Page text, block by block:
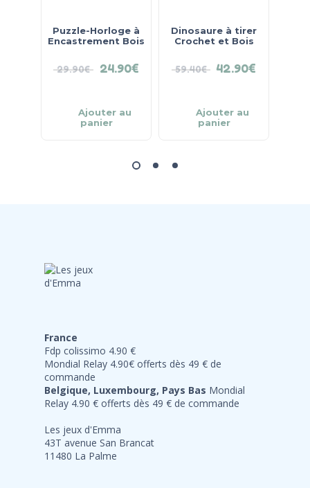
Puzzle-Horloge à
Encastrement Bois
29.90€ 24.90€
Ajouter au
panier
Dinosaure à tirer
Crochet et Bois
59.40€ 42.90€
Ajouter au
panier
France
Fdp colissimo 4.90 €
Mondial Relay 4.90€ offerts dès 49 € de
commande
Belgique, Luxembourg, Pays Bas Mondial
Relay 4.90 € offerts dès 49 € de commande
Les jeux d'Emma
43T avenue San Brancat
11480 La Palme